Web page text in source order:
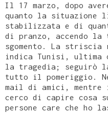
Il 17 marzo, dopo
quanto la situazione
stabilizzata e di
di pranzo, accendo la
sgomento. La striscia
indica Tunisi, ultima
la tragedia; seguirò
tutto il pomeriggio.
mail di amici,
cerco di capire cosa
persone care che ho